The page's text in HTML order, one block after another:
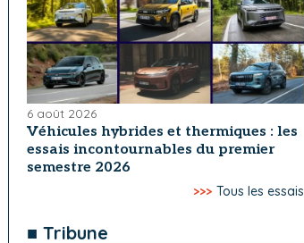
6 août 2026
Véhicules hybrides et thermiques : les
essais incontournables du premier
semestre 2026
>>> Tous les essais
■ Tribune